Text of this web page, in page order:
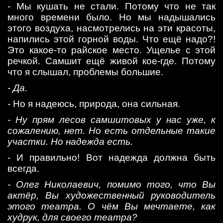
- Мы кушать не стали. Потому что не так
много времени было. Но мы надышались
этого воздуха, насмотрелись на эти красоты,
напились этой горной воды. Что ещё надо?!
Это какое-то райское место. Ущелье с этой
речкой. Самшит ещё живой кое-где. Потому
что я слышал, проблемы большие.
- Да.
- Но я надеюсь, природа, она сильная.
- Ну прям лесов самшитовых у нас уже, к
сожалению, нет. Но есть отдельные такие
участки. Но надежда есть.
- И правильно! Вот надежда должна быть
всегда.
- Олег Николаевич, помимо того, что Вы
актёр, Вы художественный руководитель
этого театра. О чём Вы мечтаете, как
худрук, для своего театра?